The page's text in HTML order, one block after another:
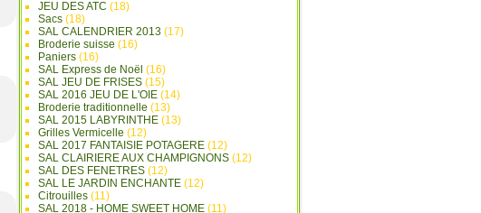
JEU DES ATC (18)
Sacs (18)
SAL CALENDRIER 2013 (17)
Broderie suisse (16)
Paniers (16)
SAL Express de Noël (16)
SAL JEU DE FRISES (15)
SAL 2016 JEU DE L'OIE (14)
Broderie traditionnelle (13)
SAL 2015 LABYRINTHE (13)
Grilles Vermicelle (12)
SAL 2017 FANTAISIE POTAGERE (12)
SAL CLAIRIERE AUX CHAMPIGNONS (12)
SAL DES FENETRES (12)
SAL LE JARDIN ENCHANTE (12)
Citrouilles (11)
SAL 2018 - HOME SWEET HOME (11)